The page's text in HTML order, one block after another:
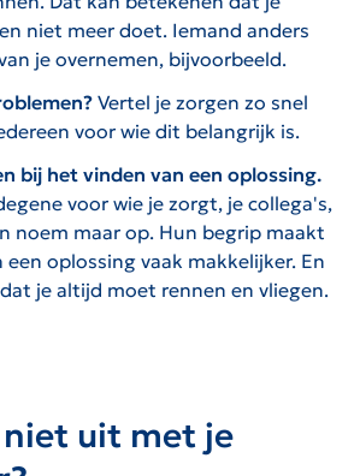
niet meer doet. Iemand anders
je overnemen, bijvoorbeeld.
Vertel je zorgen zo snel
voor wie dit belangrijk is.
bij het vinden van een oplossing.
voor wie je zorgt, je collega's,
noem maar op. Hun begrip maakt
een oplossing vaak makkelijker. En
je altijd moet rennen en vliegen.
niet uit met je